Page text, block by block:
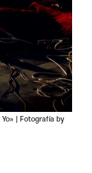
| Fotografía by